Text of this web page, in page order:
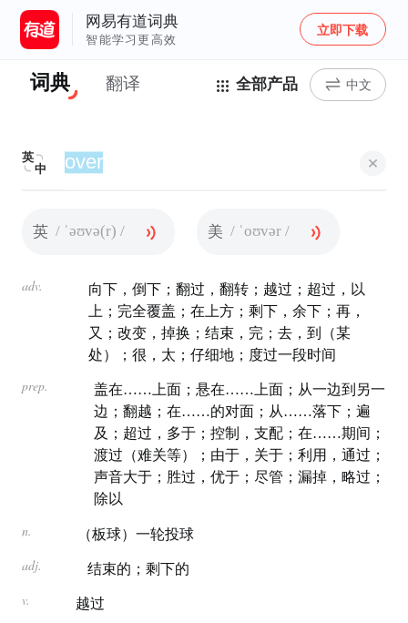
网易有道词典
智能学习更高效
立即下载
词典 翻译 全部产品 中文
英
中
英 / ˈəʊvə(r) / 美 / ˈoʊvər /
adv.
向下，倒下；翻过，翻转；越过；超过，以
上；完全覆盖；在上方；剩下，余下；再，
又；改变，掉换；结束，完；去，到（某
处）；很，太；仔细地；度过一段时间
prep.
盖在……上面；悬在……上面；从一边到另一
边；翻越；在……的对面；从……落下；遍
及；超过，多于；控制，支配；在……期间；
渡过（难关等）；由于，关于；利用，通过；
声音大于；胜过，优于；尽管；漏掉，略过；
除以
n. （板球）一轮投球
adj. 结束的；剩下的
v. 越过